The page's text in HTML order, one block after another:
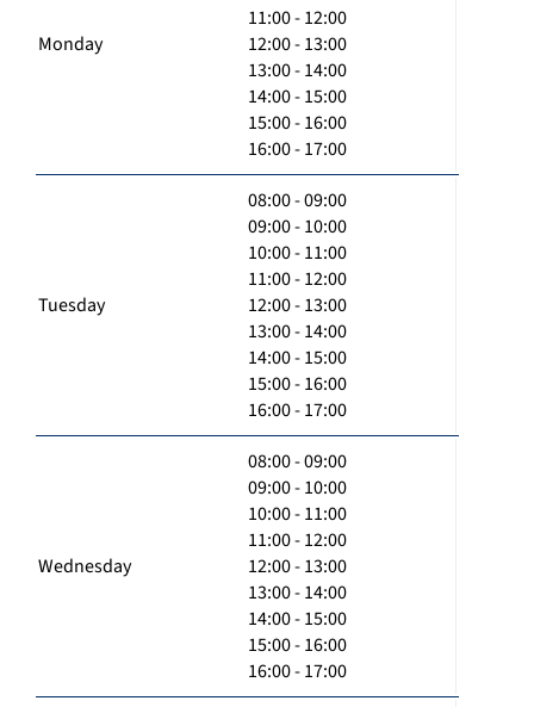
Monday
11:00 - 12:00
12:00 - 13:00
13:00 - 14:00
14:00 - 15:00
15:00 - 16:00
16:00 - 17:00
Tuesday
08:00 - 09:00
09:00 - 10:00
10:00 - 11:00
11:00 - 12:00
12:00 - 13:00
13:00 - 14:00
14:00 - 15:00
15:00 - 16:00
16:00 - 17:00
Wednesday
08:00 - 09:00
09:00 - 10:00
10:00 - 11:00
11:00 - 12:00
12:00 - 13:00
13:00 - 14:00
14:00 - 15:00
15:00 - 16:00
16:00 - 17:00